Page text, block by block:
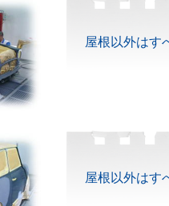
屋根以外はす
屋根以外はす